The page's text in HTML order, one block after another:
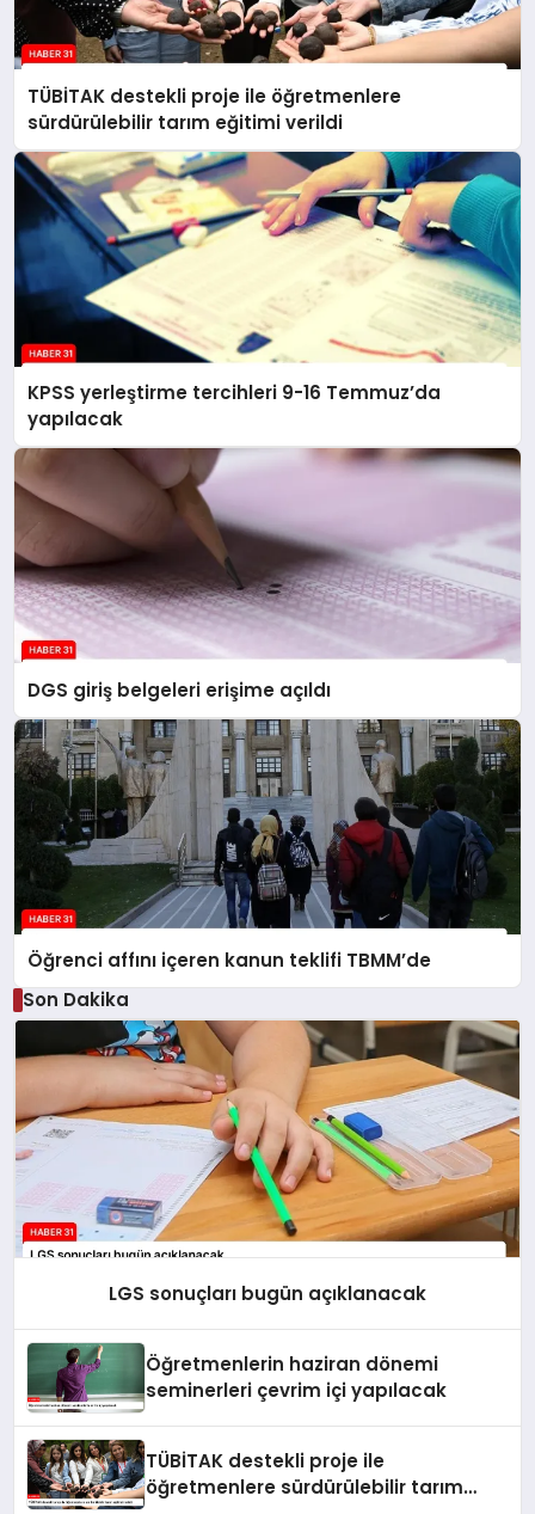
TÜBİTAK destekli proje ile öğretmenlere
sürdürülebilir tarım eğitimi verildi
KPSS yerleştirme tercihleri 9-16 Temmuz’da
yapılacak
DGS giriş belgeleri erişime açıldı
Öğrenci affını içeren kanun teklifi TBMM’de
Son Dakika
LGS sonuçları bugün açıklanacak
Öğretmenlerin haziran dönemi
seminerleri çevrim içi yapılacak
TÜBİTAK destekli proje ile
öğretmenlere sürdürülebilir tarım